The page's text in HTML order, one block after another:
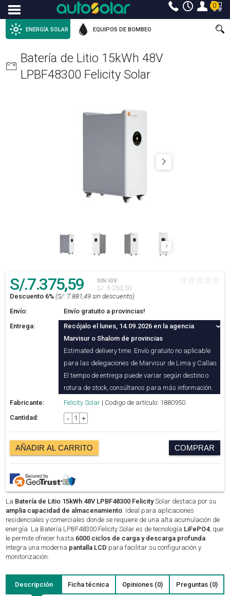
Menu 0
ENERGÍA SOLAR EQUIPOS DE BOMBEO
Batería de Litio 15kWh 48V
LPBF48300 Felicity Solar
S/.7.375,59 SIN IGV
S/. 6.250,50
Descuento 6% (S/. 7.881,49 sin descuento)
Envío:
Envío gratuito a provincias!
Entrega:
Recójalo el lunes, 14.09.2026 en la agencia
Marvisur o Shalom de provincias
Estimated delivery time. Envío gratuito no aplicable
para las delegaciones de Marvisur de Lima y Callao.
El tiempo de entrega puede variar según destino o
rotura de stock, consúltanos para más información.
Fabricante:
Felicity Solar | Codigo de artículo: 1880950
Cantidad:
- +
AÑADIR AL CARRITO COMPRAR
La Batería de Litio 15kWh 48V LPBF48300 FelicitySolar destaca por su
amplia capacidad de almacenamiento. Ideal para aplicaciones
residenciales y comerciales donde se requiere de una alta acumulación de
energía. La Batería LPBF48300 Felicity Solar es de tecnología LiFePO4, que
le permite ofrecer hasta 6000 ciclos de carga y descarga profunda.
Integra una moderna pantalla LCD para facilitar su configuración y
monitorización.
Descripción Ficha técnica Opiniones (0) Preguntas (0)